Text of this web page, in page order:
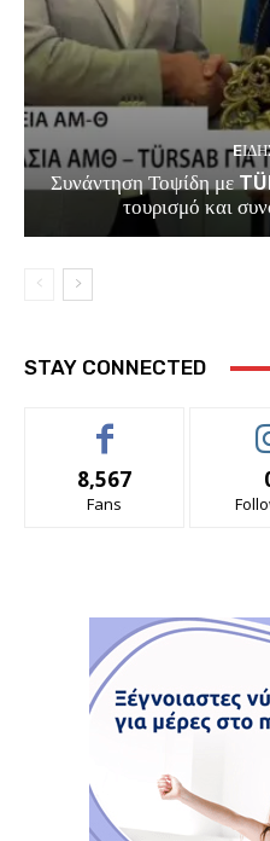
Συνάντηση Τοψίδη με
τουρισμό και
STAY CONNECTED
8,567
Fans